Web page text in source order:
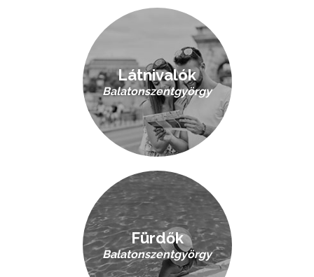
Látnivalók
Balatonszentgyörgy
Fürdők
Balatonszentgyörgy